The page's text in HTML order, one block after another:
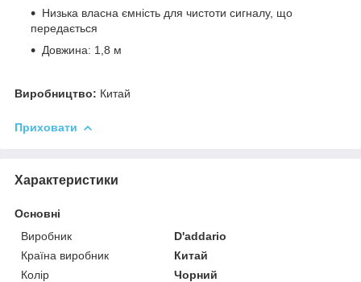
Низька власна ємність для чистоти сигналу, що
передається
Довжина: 1,8 м
Виробництво: Китай
Приховати
Характеристики
Основні
Виробник
D'addario
Країна виробник
Китай
Колір
Чорний